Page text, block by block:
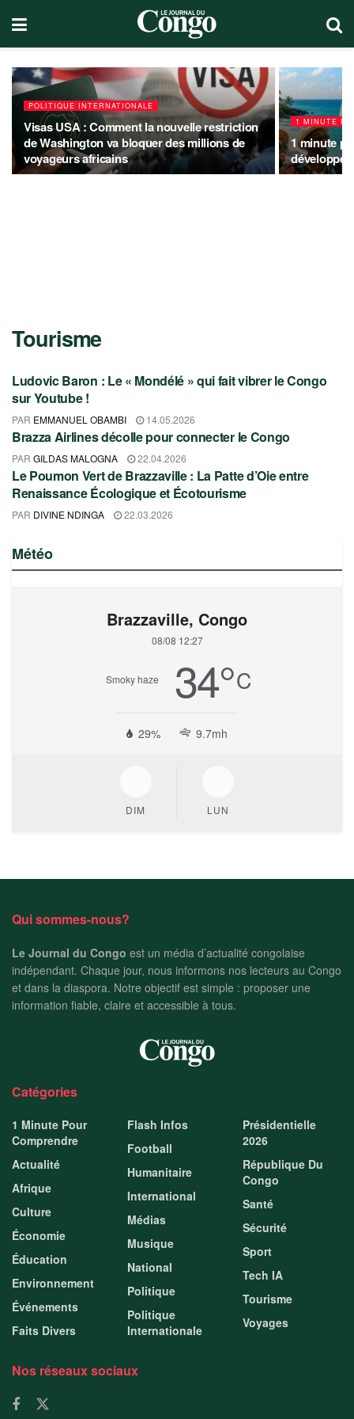
1 minute pour comprendre : la
dynamique du tourisme vert au Congo
POLITIQUE INTERNATIONALE
Visas USA : Comment la nouvelle restriction
de Washington va bloquer des millions de
voyageurs africains
1 MINUTE
1 minute
Tourisme
CULTURE
Ludovic Baron : Le « Mondélé » qui fait vibrer le Congo
sur Youtube !
PAR EMMANUEL OBAMBI 14.05.2026
TOURISME
Brazza Airlines décolle pour connecter le Congo
PAR GILDAS MALOGNA 22.04.2026
TOURISME
Le Poumon Vert de Brazzaville : La Patte d’Oie entre
Renaissance Écologique et Écotourisme
PAR DIVINE NDINGA 22.03.2026
Météo
Brazzaville, Congo
08/08 12:27
Smoky haze 34°C
29% 9.7mh
DIM LUN
Qui sommes-nous?
Le Journal du Congo est un média d’actualité congolaise
indépendant. Chaque jour, nous informons nos lecteurs au Congo
et dans la diaspora. Notre objectif est simple : proposer une
information fiable, claire et accessible à tous.
Catégories
1 Minute Pour
Comprendre
Actualité
Afrique
Culture
Économie
Éducation
Environnement
Événements
Faits Divers
Flash Infos
Football
Humanitaire
International
Médias
Musique
National
Politique
Politique
Internationale
Présidentielle
2026
République Du
Congo
Santé
Sécurité
Sport
Tech IA
Tourisme
Voyages
Nos réseaux sociaux